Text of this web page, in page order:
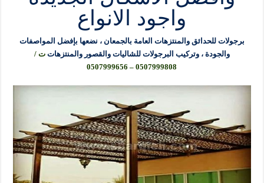
واجود الانواع
برجولات للحدائق والمنتزهات العامة بالجمعان ، نضعها بإفضل المواصفات
والجودة ، وتركيب البرجولات للشاليات والقصور والمنتزهاتت /
0507999808 – 0507999656